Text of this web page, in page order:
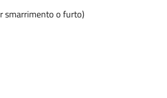
smarrimento o furto)